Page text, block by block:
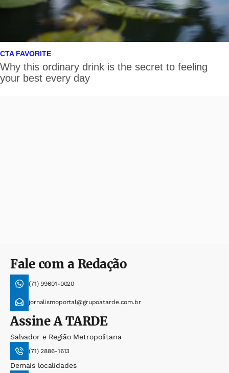
Fale com a Redação
(71) 99601-0020
jornalismoportal@grupoatarde.com.br
AssineA TARDE
Salvador e Região Metropolitana
(71) 2886-1613
Demais localidades